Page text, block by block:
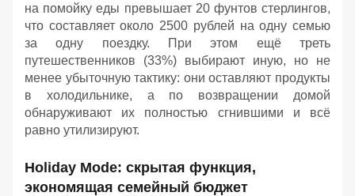
на помойку еды превышает 20 фунтов стерлингов,
что составляет около 2500 рублей на одну семью
за одну поездку. При этом ещё треть
путешественников (33%) выбирают иную, но не
менее убыточную тактику: они оставляют продукты
в холодильнике, а по возвращении домой
обнаруживают их полностью сгнившими и всё
равно утилизируют.
Holiday Mode: скрытая функция,
экономящая семейный бюджет